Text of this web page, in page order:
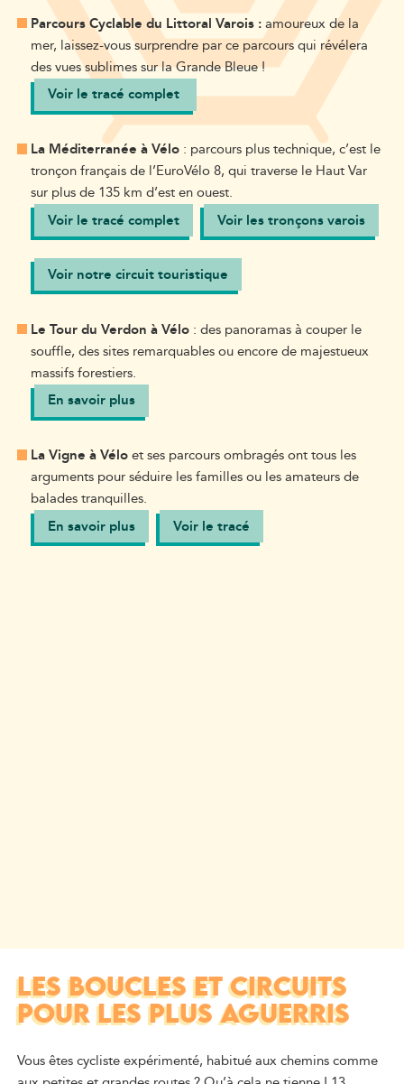
Parcours Cyclable du Littoral Varois :amoureux de la
mer, laissez-vous surprendre par ce parcours qui révélera
des vues sublimes sur la Grande Bleue !
Voir le tracé complet
La Méditerranée à Vélo: parcours plus technique, c’est le
tronçon français de l’EuroVélo 8, qui traverse le Haut Var
sur plus de 135 km d’est en ouest.
Voir le tracé complet
Voir les tronçons varois
Voir notre circuit touristique
Le Tour du Verdon à Vélo: des panoramas à couper le
souffle, des sites remarquables ou encore de majestueux
massifs forestiers.
En savoir plus
La Vigne à Véloet ses parcours ombragés ont tous les
arguments pour séduire les familles ou les amateurs de
balades tranquilles.
En savoir plus
Voir le tracé
LES BOUCLES ET CIRCUITS
POUR LES PLUS AGUERRIS
Vous êtes cycliste expérimenté, habitué aux chemins comme